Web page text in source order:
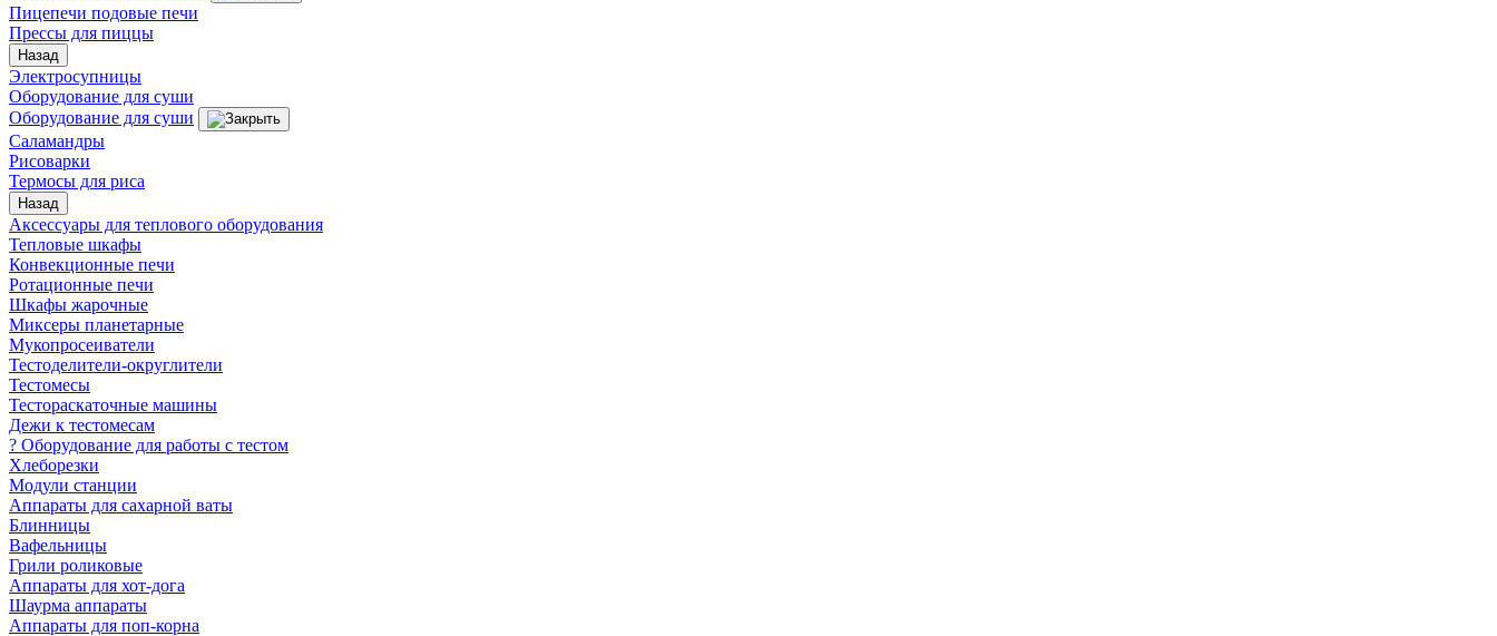
Пицепечи подовые печи
Прессы для пиццы
Назад
Электросупницы
Оборудование для суши
Оборудование для суши
Саламандры
Рисоварки
Термосы для риса
Назад
Аксессуары для теплового оборудования
Тепловые шкафы
Конвекционные печи
Ротационные печи
Шкафы жарочные
Миксеры планетарные
Мукопросеиватели
Тестоделители-округлители
Тестомесы
Тестораскаточные машины
Дежи к тестомесам
? Оборудование для работы с тестом
Хлеборезки
Модули станции
Аппараты для сахарной ваты
Блинницы
Вафельницы
Грили роликовые
Аппараты для хот-дога
Шаурма аппараты
Аппараты для поп-корна